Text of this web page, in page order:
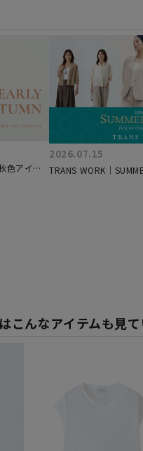
色アイテ
2026.07.15
TRANS WORK｜
こんなアイテムも見